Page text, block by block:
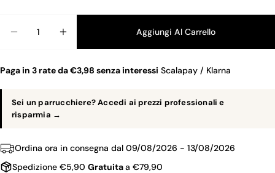
Aggiungi Al Carrello
Paga in 3 rate da €3,98 senza interessi Scalapay / Klarna
Sei un parrucchiere? Accedi ai prezzi professionali e
risparmia →
Ordina ora in consegna dal 09/08/2026 - 13/08/2026
Spedizione €5,90 Gratuitaa €79,90